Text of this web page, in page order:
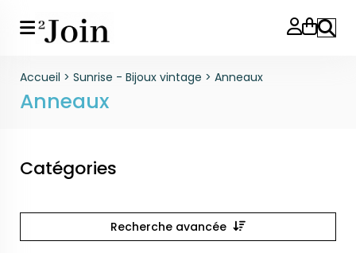
Accueil > Sunrise - Bijoux vintage > Anneaux
Anneaux
Catégories
Recherche avancée